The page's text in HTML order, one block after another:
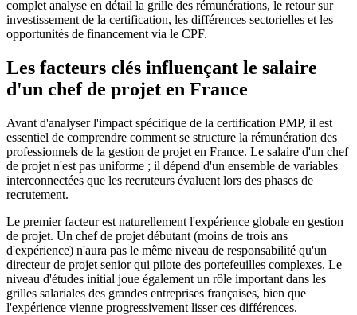
complet analyse en détail la grille des rémunérations, le retour sur
investissement de la certification, les différences sectorielles et les
opportunités de financement via le CPF.
Les facteurs clés influençant le salaire
d'un chef de projet en France
Avant d'analyser l'impact spécifique de la certification PMP, il est
essentiel de comprendre comment se structure la rémunération des
professionnels de la gestion de projet en France. Le salaire d'un chef
de projet n'est pas uniforme ; il dépend d'un ensemble de variables
interconnectées que les recruteurs évaluent lors des phases de
recrutement.
Le premier facteur est naturellement l'expérience globale en gestion
de projet. Un chef de projet débutant (moins de trois ans
d'expérience) n'aura pas le même niveau de responsabilité qu'un
directeur de projet senior qui pilote des portefeuilles complexes. Le
niveau d'études initial joue également un rôle important dans les
grilles salariales des grandes entreprises françaises, bien que
l'expérience vienne progressivement lisser ces différences.